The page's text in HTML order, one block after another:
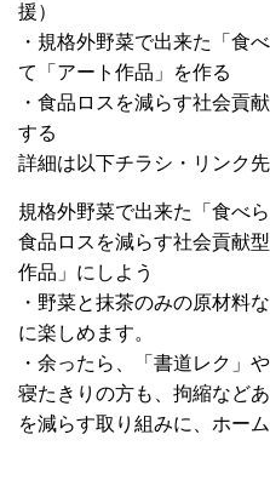
援）
・規格外野菜で出来た「食
て「アート作品」を作る
・食品ロスを減らす社会貢
する
詳細は以下チラシ・リンク
規格外野菜で出来た「食べ
食品ロスを減らす社会貢献
作品」にしよう
・野菜と抹茶のみの原材料
に楽しめます。
・余ったら、「書道レク」
寝たきりの方も、拘縮など
を減らす取り組みに、ホー